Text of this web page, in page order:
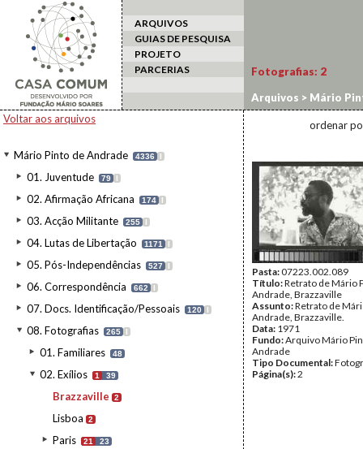
ARQUIVOS
GUIAS DE PESQUISA
PROJETO
PARCERIAS
Voltar aos arquivos
Mário Pinto de Andrade 4336 I
01. Juventude 79 I
02. Afirmação Africana 174 I
03. Acção Militante 255 I
04. Lutas de Libertação 1171 I
05. Pós-Independências 527 I
06. Correspondência 662 I
07. Docs. Identificação/Pessoais 120 I
08. Fotografias 265 I
01. Familiares 48
02. Exílios 1 39
Brazzaville 2
Lisboa 2
Paris 21 23
Fotografias: 2
Arquivos > Mário
ordenar
Pasta:07223.002.089
Título:Retrato de Mário
Andrade, Brazzaville
Assunto:Retrato de
Andrade, Brazzaville.
Data: 1971
Fundo:Arquivo Mário
Andrade
Tipo Documental:
Página(s):2